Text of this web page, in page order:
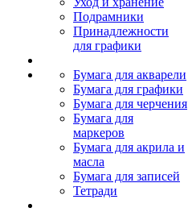
Подрамники
Принадлежности
для графики
Бумага для акварели
Бумага для графики
Бумага для черчения
Бумага для
маркеров
Бумага для акрила и
масла
Бумага для записей
Тетради